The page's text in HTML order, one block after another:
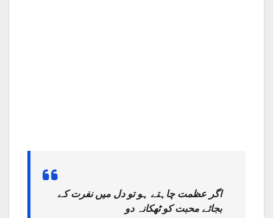
اگر عظمت چاہتے ہو تو دل میں نفرت کے
بجائے محبت کو ٹھکانہ دو